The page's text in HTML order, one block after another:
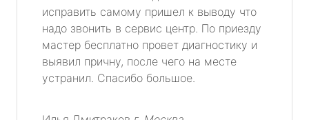
исправить самому пришел к выводу что
надо звонить в сервис центр. По приезду
мастер бесплатно провет диагностику и
выявил причну, после чего на месте
устранил. Спасибо большое.